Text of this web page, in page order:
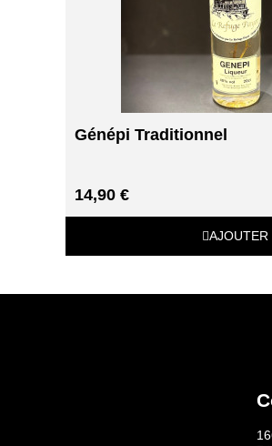
Génépi Traditionnel
14,90 €
AJOUTER